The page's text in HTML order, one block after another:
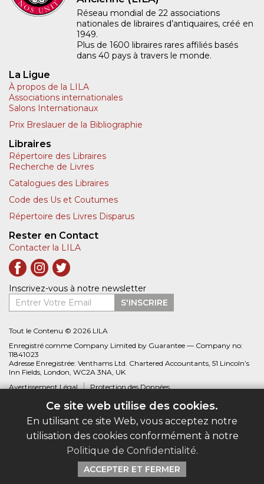
Ce site web utilise des cookies.
En utilisant ce site Web, vous acceptez notre
utilisation des cookies conformément à notre
Politique de Confidentialité.
ACCEPTER ET FERMER
Réseau mondial de 22 associations
nationales de libraires d’antiquaires, créé en
1949.
Plus de 1600 libraires rares affiliés basés
dans 40 pays à travers le monde.
La Ligue
À propos de la LILA
Associations internationales
Salons Internationaux
Prix Breslauer de la Bibliographie
Libraires
Répertoire des Libraires
Recherche de Livres
Catalogues des Libraires
Code des Us et Coutumes
Répertoire des Livres Disparus
Rester en Contact
Contacter la LILA
Inscrivez-vous à notre newsletter
Entrer Votre Email
S'INSCRIRE
Tout le Contenu © 2026 LILA
Enregistré comme Company Limited by Guarantee — Company no:
11841023
Adresse Enregistrée: Venthams Ltd. Chartered Accountants, 51 Lincoln’s
Inn Fields, London, WC2A 3NA, UK
Avertissement Légal
Protection des Données